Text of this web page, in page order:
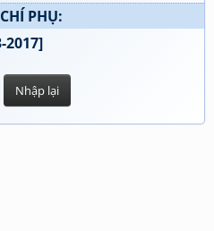
PHỤ:
2017]